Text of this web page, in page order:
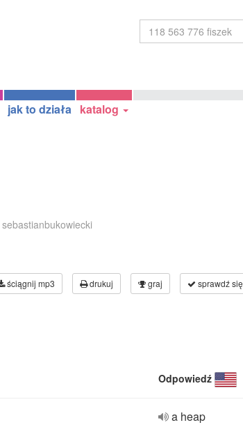
jak to działa katalog
sebastianbukowiecki
ściągnij mp3 drukuj graj sprawdź się
Odpowiedź
a heap